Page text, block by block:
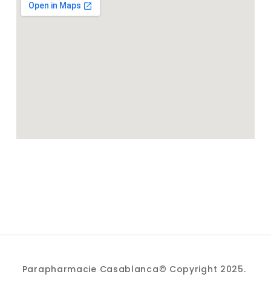
Parapharmacie Casablanca© Copyright 2025.